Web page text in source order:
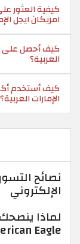
كيفية العثور
امريكان ايجل
كيف أحصل على
العربية؟
كيف أستخدم
الإمارات العربية؟
نصائح
الإلكتروني
لماذا
Eagle :